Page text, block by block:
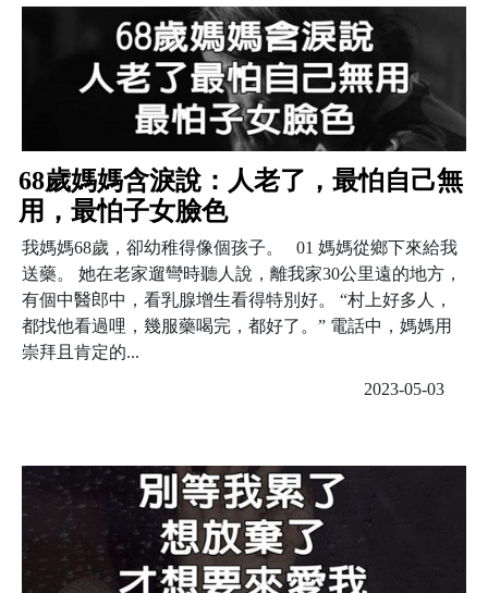
68歲媽媽含淚說：人老了，最怕自己無
用，最怕子女臉色
我媽媽68歲，卻幼稚得像個孩子。 01 媽媽從鄉下來給我
送藥。 她在老家遛彎時聽人說，離我家30公里遠的地方，
有個中醫郎中，看乳腺增生看得特別好。 “村上好多人，
都找他看過哩，幾服藥喝完，都好了。” 電話中，媽媽用
崇拜且肯定的...
2023-05-03